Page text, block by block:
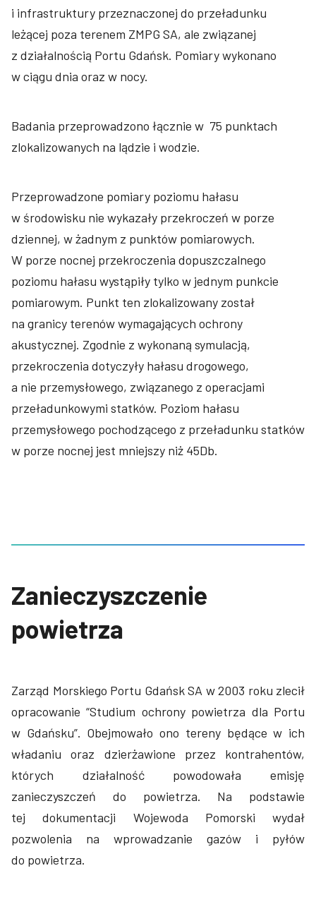
i infrastruktury przeznaczonej do przeładunku
leżącej poza terenem ZMPG SA, ale związanej
z działalnością Portu Gdańsk. Pomiary wykonano
w ciągu dnia oraz w nocy.
Badania przeprowadzono łącznie w 75 punktach
zlokalizowanych na lądzie i wodzie.
Przeprowadzone pomiary poziomu hałasu
w środowisku nie wykazały przekroczeń w porze
dziennej, w żadnym z punktów pomiarowych.
W porze nocnej przekroczenia dopuszczalnego
poziomu hałasu wystąpiły tylko w jednym punkcie
pomiarowym. Punkt ten zlokalizowany został
na granicy terenów wymagających ochrony
akustycznej. Zgodnie z wykonaną symulacją,
przekroczenia dotyczyły hałasu drogowego,
a nie przemysłowego, związanego z operacjami
przeładunkowymi statków. Poziom hałasu
przemysłowego pochodzącego z przeładunku statków
w porze nocnej jest mniejszy niż 45Db.
Zanieczyszczenie
powietrza
Zarząd Morskiego Portu Gdańsk SA w 2003 roku zlecił
opracowanie “Studium ochrony powietrza dla Portu
w Gdańsku”. Obejmowało ono tereny będące w ich
władaniu oraz dzierżawione przez kontrahentów,
których działalność powodowała emisję
zanieczyszczeń do powietrza. Na podstawie
tej dokumentacji Wojewoda Pomorski wydał
pozwolenia na wprowadzanie gazów i pyłów
do powietrza.